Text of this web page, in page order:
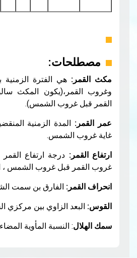
هي الفترة الزمنية بين غروب الشمس
المكث سالبا في حالة غروب
الشمس).
الزمنية المنقضية من الاقتران إلى
درجة ارتفاع القمر بالنسبة للأفق (عند
قبل غروب الشمس ، الارتفاع =****).
الفارق بن سمت الشمس وسمت القمر.
الزاوي بين مركزي الشمس والقمر.
: النسبة المأوية المضاءة من سطح القمر.